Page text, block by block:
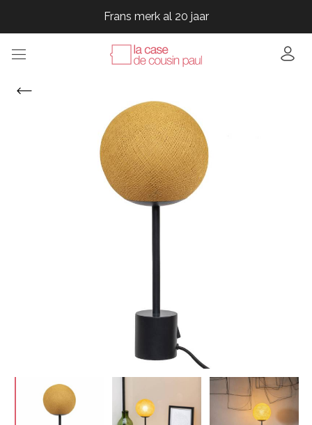
Frans merk al 20 jaar
Frans merk al 20 jaar
Frans merk al 20 jaar